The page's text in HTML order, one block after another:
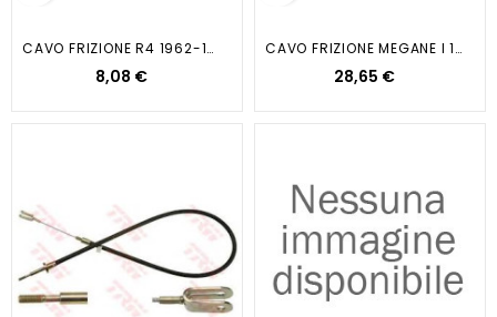
CAVO FRIZIONE R4 1962-1983
8,08 €
CAVO FRIZIONE MEGANE I 1996-2003...
28,65 €